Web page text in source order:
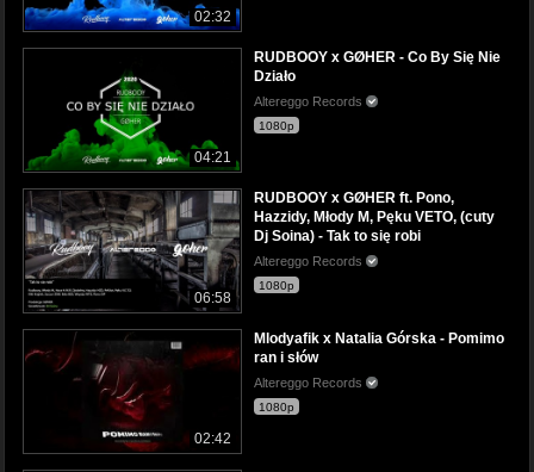
02:32
04:21
RUDBOOY x GØHER - Co By Się Nie
Działo
Altereggo Records
1080p
06:58
RUDBOOY x GØHER ft. Pono,
Hazzidy, Młody M, Pęku VETO, (cuty
Dj Soina) - Tak to się robi
Altereggo Records
1080p
02:42
Mlodyafik x Natalia Górska - Pomimo
ran i słów
Altereggo Records
1080p